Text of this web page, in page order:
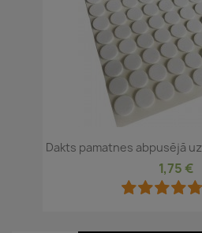
Dakts pamatnes abpusējā
1,75 €